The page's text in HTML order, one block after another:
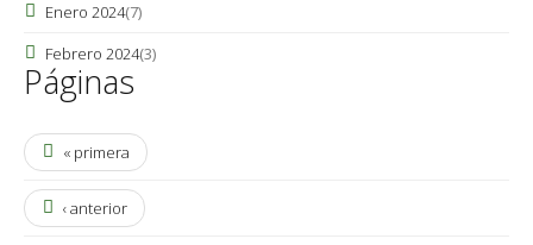
Enero 2024(7)
Febrero 2024(3)
Páginas
« primera
‹ anterior